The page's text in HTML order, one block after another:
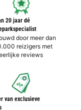
20 jaar dé
door meer dan
reizigers met
reviews
van exclusieve